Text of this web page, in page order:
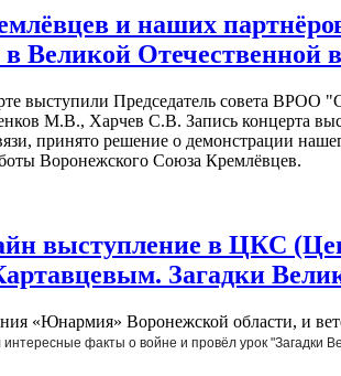
и наших
Великой Отечественной
выступили Председатель совета
М.В., Харчев С.В. Запись концерта
принято решение о демонстрации
Воронежского Союза Кремлёвцев.
выступление в ЦКC
Загадки
«Юнармия» Воронежской области, и
факты о войне и провёл урок "Загадки